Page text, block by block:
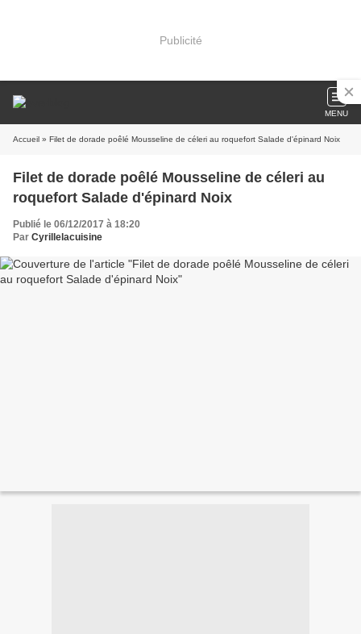
Publicité
MENU
Accueil » Filet de dorade poêlé Mousseline de céleri au roquefort Salade d'épinard Noix
Filet de dorade poêlé Mousseline de céleri au
roquefort Salade d'épinard Noix
Publié le 06/12/2017 à 18:20
Par Cyrillelacuisine